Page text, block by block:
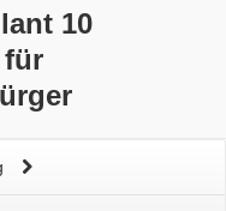
10
für